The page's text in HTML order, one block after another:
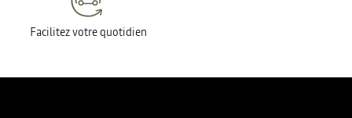
Facilitez votre quotidien